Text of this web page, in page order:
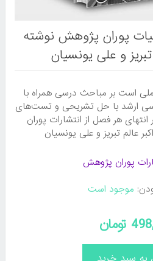
پوران پژوهش نوشته
تبریز و علی یونسیان
است بر مباحث درسی همراه با
ارشد با حل تشریحی و تست‌های
هر فصل از انتشارات پوران
عالم تبریز و علی یونسیان
پوران پژوهش
موجود است